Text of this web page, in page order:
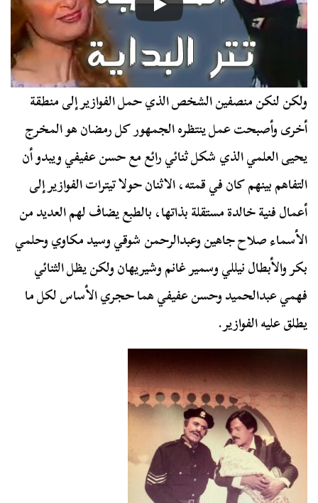
ولكن لنكن منصفين الشخص الذي حمل الفوازير إلى منطقة
أخرى وأصبحت عمل ينتظره الجمهور كل رمضان هو المخرج
يحيى العلمي الذي شكل ثنائي رائع مع حسن عفيفي ويبدو أن
التفاهم بينهم كان في قمته، الاثنان حولا تيترات الفوازير إلى
أعمال فنية خالدة مستقلة بذاتها، بالطبع يضاف لهم العديد من
الأسماء صلاح جاهين وعبدالرحمن شوقي وسيد مكاوي وحلمي
بكر والأبطال نيللي وسمير غانم وشيريهان ولكن يظل الثنائي
فهمي عبدالحميد وحسن عفيفي هما حجري الأساس لكل ما
يطلق عليه الفوازير.